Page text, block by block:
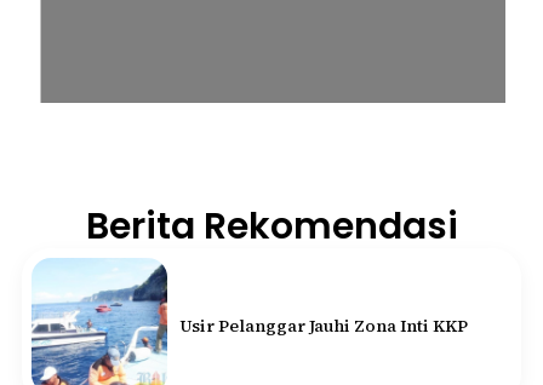
Berita Rekomendasi
Usir Pelanggar Jauhi Zona Inti KKP